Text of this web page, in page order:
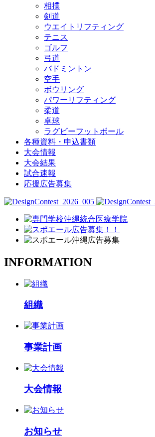
相撲
剣道
ウエイトリフティング
テニス
ゴルフ
弓道
バドミントン
空手
ボウリング
パワーリフティング
柔道
卓球
ラグビーフットボール
各種資料・申込書類
大会情報
大会結果
試合速報
応援広告募集
INFORMATION
組織
事業計画
大会情報
お知らせ